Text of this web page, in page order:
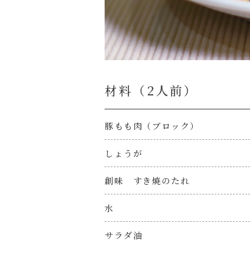
材料（2⼈前）
豚もも肉（ブロック）
しょうが
創味 すき焼のたれ
水
サラダ油